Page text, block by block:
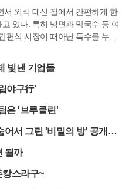
서 외식 대신 집에서 간편하게 한
있다. 특히 냉면과 막국수 등 여
편식 시장이 때아닌 특수를 누리
비법을 담거나 스타 셰프와 손잡
택을 받으며 매출 성장을 견인하
를 거뒀다. 이러한 성장세의 배
독창적인 레시피를 집에서도 손
망서비스를 통해 입소문을 타면서
수나 메밀면 등 여름 전용 봉지면
장률을 기록하며 여름 특수를 톡
빛낸 기업들
야구行'
은 '브루클린'
어서 그린 '비밀의 방' 공개됐
될까
캉스라구~